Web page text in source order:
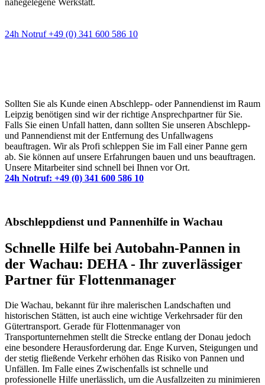
nahegelegene Werkstatt.
24h Notruf +49 (0) 341 600 586 10
Sollten Sie als Kunde einen Abschlepp- oder Pannendienst im Raum
Leipzig benötigen sind wir der richtige Ansprechpartner für Sie.
Falls Sie einen Unfall hatten, dann sollten Sie unseren Abschlepp-
und Pannendienst mit der Entfernung des Unfallwagens
beauftragen. Wir als Profi schleppen Sie im Fall einer Panne gern
ab. Sie können auf unsere Erfahrungen bauen und uns beauftragen.
Unsere Mitarbeiter sind schnell bei Ihnen vor Ort.
24h Notruf: +49 (0) 341 600 586 10
Abschleppdienst und Pannenhilfe in Wachau
Schnelle Hilfe bei Autobahn-Pannen in
der Wachau: DEHA - Ihr zuverlässiger
Partner für Flottenmanager
Die Wachau, bekannt für ihre malerischen Landschaften und
historischen Stätten, ist auch eine wichtige Verkehrsader für den
Gütertransport. Gerade für Flottenmanager von
Transportunternehmen stellt die Strecke entlang der Donau jedoch
eine besondere Herausforderung dar. Enge Kurven, Steigungen und
der stetig fließende Verkehr erhöhen das Risiko von Pannen und
Unfällen. Im Falle eines Zwischenfalls ist schnelle und
professionelle Hilfe unerlässlich, um die Ausfallzeiten zu minimieren